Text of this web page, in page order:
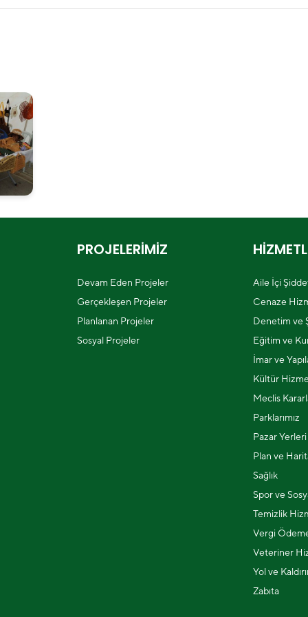
PROJELERİMİZ
Devam Eden Projeler
Gerçekleşen Projeler
Planlanan Projeler
Sosyal Projeler
Aile İçi
Cenaze
Denetim ve
Eğitim ve
İmar ve
Kültür
Meclis
Parklarımız
Pazar Yerleri
Plan ve
Sağlık
Spor ve
Temizlik
Vergi
Veteriner
Yol ve
Zabıta